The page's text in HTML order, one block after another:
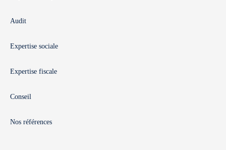
Audit
Expertise sociale
Expertise fiscale
Conseil
Nos références